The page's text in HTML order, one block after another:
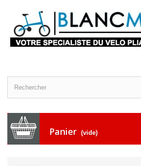
Panier (vide)